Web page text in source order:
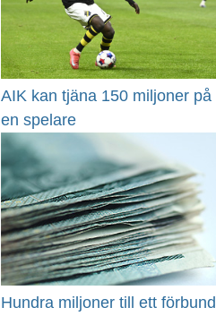
AIK kan tjäna 150 miljoner på
en spelare
Hundra miljoner till ett förbund